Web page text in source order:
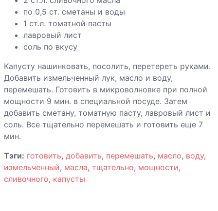
гороха и манки
Макароны с
Пельмени с
редькой и
капустой
фаршированный
овощами
по 0,5 ст. сметаны и воды
1 ст.л. томатной пасты
лавровый лист
соль по вкусу
Капусту нашинковать, посолить, перетереть руками.
Добавить измельченный лук, масло и воду,
перемешать. Готовить в микроволновке при полной
мощности 9 мин. в специальной посуде. Затем
добавить сметану, томатную пасту, лавровый лист и
соль. Все тщательно перемешать и готовить еще 7
мин.
Тэги: готовить, добавить, перемешать, масло, воду,
измельченный, масла, тщательно, мощности,
сливочного, капусты